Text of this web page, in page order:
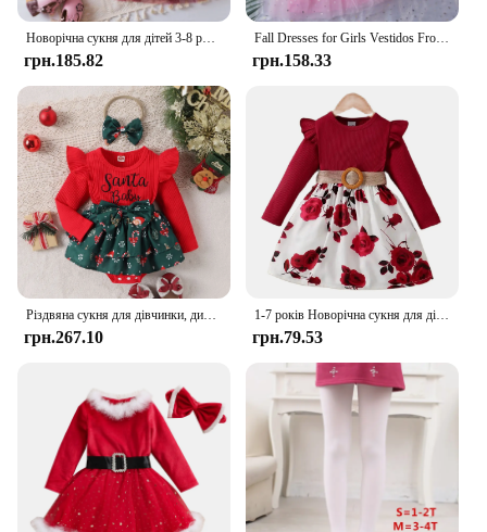
Новорічна сукня для дітей 3-8 років, червона різдвяна сукня з довгими рукавами для дітей, день народження, весілля, модний осінній одяг
грн.185.82
Fall Dresses for Girls Vestidos Frozen Elsa Dresses Birthday Party Long Sleeve Princess Costume Teen Children's Party Clothes
грн.158.33
Різдвяна сукня для дівчинки, дитячий різдвяний костюм з поясом, осінь, зима, повсякденне вбрання, одяг Санта-Клауса, одяг для новорічної вечірки
грн.267.10
1-7 років Новорічна сукня для дітей, дівчаток, червона спідниця з квіточками з довгими рукавами для дня народження, весілля, модного осіннього вбрання
грн.79.53